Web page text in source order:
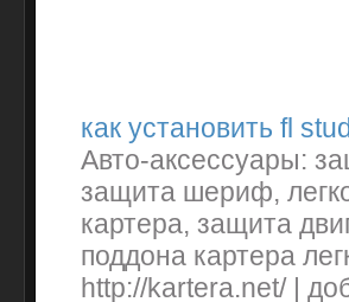
как установить fl
Авто-аксессуары:
защита шериф,
картера, защита
поддона картера
http://kartera.net/ |